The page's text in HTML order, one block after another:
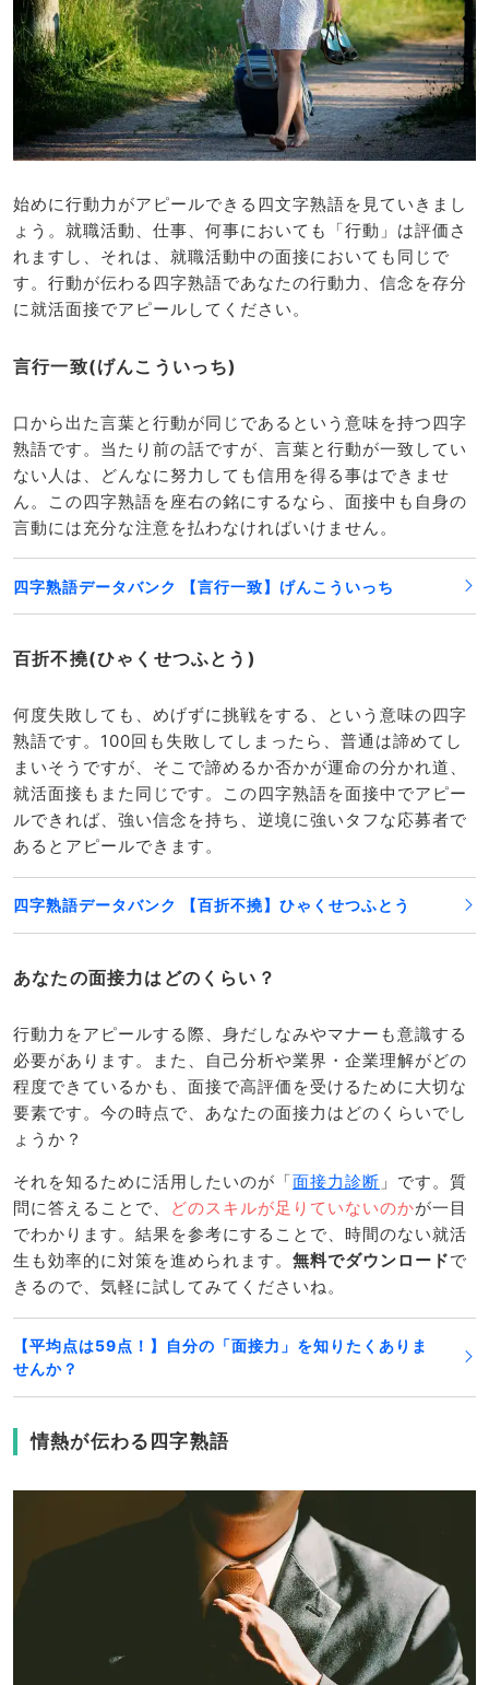
始めに行動力がアピールできる四文字熟語を見ていきまし
ょう。就職活動、仕事、何事においても「行動」は評価さ
れますし、それは、就職活動中の面接においても同じで
す。行動が伝わる四字熟語であなたの行動力、信念を存分
に就活面接でアピールしてください。
言行一致(げんこういっち)
口から出た言葉と行動が同じであるという意味を持つ四字
熟語です。当たり前の話ですが、言葉と行動が一致してい
ない人は、どんなに努力しても信用を得る事はできませ
ん。この四字熟語を座右の銘にするなら、面接中も自身の
言動には充分な注意を払わなければいけません。
四字熟語データバンク 【言行一致】げんこういっち
百折不撓(ひゃくせつふとう)
何度失敗しても、めげずに挑戦をする、という意味の四字
熟語です。100回も失敗してしまったら、普通は諦めてし
まいそうですが、そこで諦めるか否かが運命の分かれ道、
就活面接もまた同じです。この四字熟語を面接中でアピー
ルできれば、強い信念を持ち、逆境に強いタフな応募者で
あるとアピールできます。
四字熟語データバンク 【百折不撓】ひゃくせつふとう
あなたの面接力はどのくらい？
行動力をアピールする際、身だしなみやマナーも意識する
必要があります。また、自己分析や業界・企業理解がどの
程度できているかも、面接で高評価を受けるために大切な
要素です。今の時点で、あなたの面接力はどのくらいでし
ょうか？
それを知るために活用したいのが「面接力診断 」です。質
問に答えることで、
どのスキルが足りていないのかが一目
でわかります。結果を参考にすることで、時間のない就活
生も効率的に対策を進められます。 無料でダウンロードで
きるので、気軽に試してみてくださいね。
【平均点は59点！】自分の「面接力」を知りたくありま
せんか？
情熱が伝わる四字熟語